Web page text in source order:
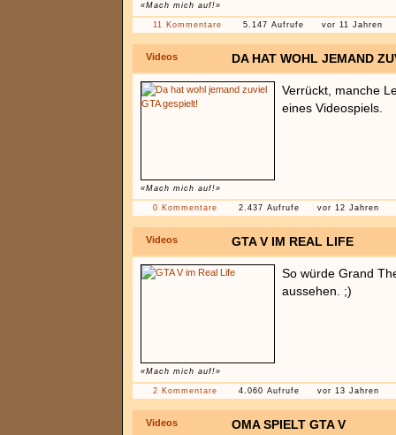
«Mach mich auf!»
11 Kommentare 5.147 Aufrufe vor 11 Jahren
Videos DA HAT WOHL JEMAND
«Mach mich auf!»
Verrückt, manche
eines Videospiels.
0 Kommentare 2.437 Aufrufe vor 12 Jahren
Videos GTA V IM REAL LIFE
«Mach mich auf!»
So würde Grand
aussehen. ;)
2 Kommentare 4.060 Aufrufe vor 13 Jahren
Videos OMA SPIELT GTA V